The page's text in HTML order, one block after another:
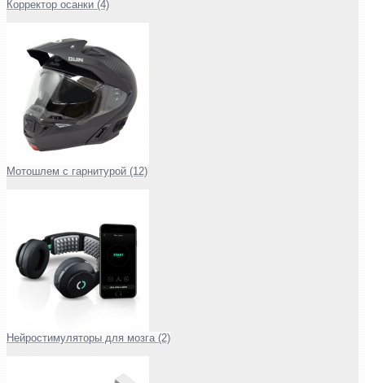
Корректор осанки (4)
Мотошлем с гарнитурой (12)
Нейростимуляторы для мозга (2)